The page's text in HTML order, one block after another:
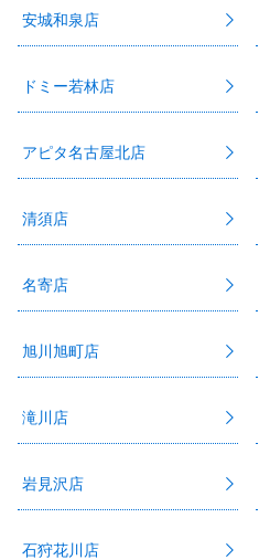
安城和泉店
ドミー若林店
アピタ名古屋北店
清須店
名寄店
旭川旭町店
滝川店
岩見沢店
石狩花川店